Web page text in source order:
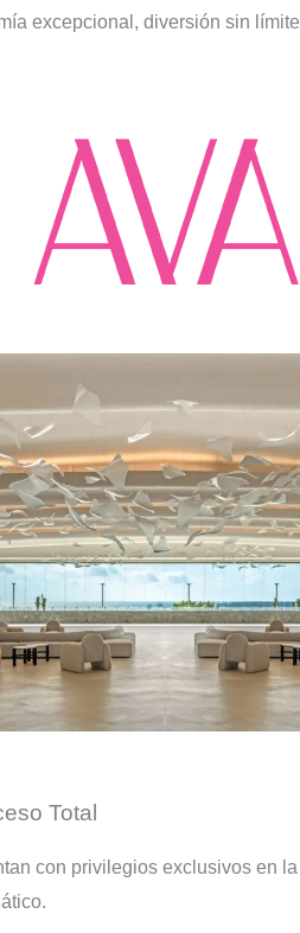
excepcional, diversión sin
Total
con privilegios exclusivos en la